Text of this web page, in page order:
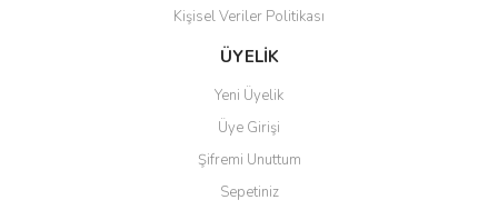
Gönder
Kişisel Veriler Politikası
ÜYELİK
Yeni Üyelik
Üye Girişi
Şifremi Unuttum
Sepetiniz